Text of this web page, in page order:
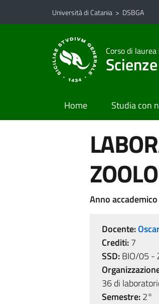
Vai al contenuto principale
Vai al menu di navigazione
Università di Catania > DSBGA
Corso di laurea
Home Studia con
Anno
Docente:
Crediti:7
SSD:BIO/05 -
36 di
Semestre:2°